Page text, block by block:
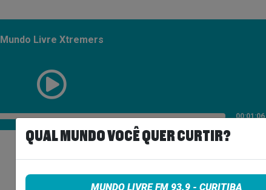
Mundo Livre Xtremers
00:01:06
QUAL MUNDO VOCÊ QUER CURTIR?
MUNDO LIVRE FM 93.9 - CURITIBA